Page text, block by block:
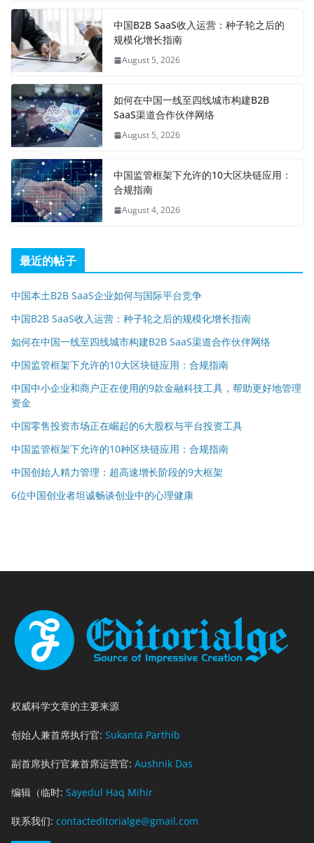
中国B2B SaaS收入运营：种子轮之后的
规模化增长指南
August 5, 2026
如何在中国一线至四线城市构建B2B
SaaS渠道合作伙伴网络
August 5, 2026
中国监管框架下允许的10大区块链应用：
合规指南
August 4, 2026
最近的帖子
中国本土B2B SaaS企业如何与国际平台竞争
中国B2B SaaS收入运营：种子轮之后的规模化增长指南
如何在中国一线至四线城市构建B2B SaaS渠道合作伙伴网络
中国监管框架下允许的10大区块链应用：合规指南
中国中小企业和商户正在使用的9款金融科技工具，帮助更好地管理
资金
中国零售投资市场正在崛起的6大股权与平台投资工具
中国监管框架下允许的10种区块链应用：合规指南
中国创始人精力管理：超高速增长阶段的9大框架
6位中国创业者坦诚畅谈创业中的心理健康
权威科学文章的主要来源
创始人兼首席执行官: Sukanta Parthib
副首席执行官兼首席运营官: Aushnik Das
编辑（临时: Sayedul Haq Mihir
联系我们: contacteditorialge@gmail.com